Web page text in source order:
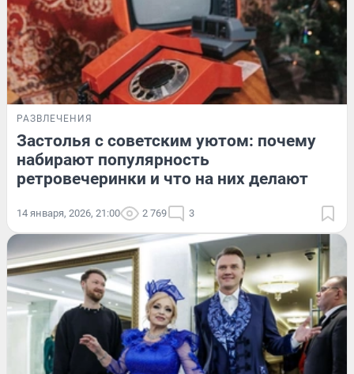
РАЗВЛЕЧЕНИЯ
Застолья с советским уютом: почему
набирают популярность
ретровечеринки и что на них делают
14 января, 2026, 21:00 2 769 3